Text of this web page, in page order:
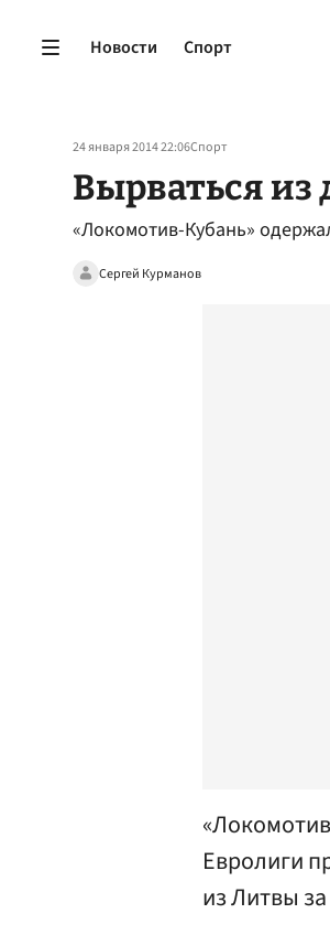
Новости Спорт
24 января 2014 22:06Спорт
Вырваться из
«Локомотив-Кубань»
Сергей Курманов
Евролиги
из Литвы